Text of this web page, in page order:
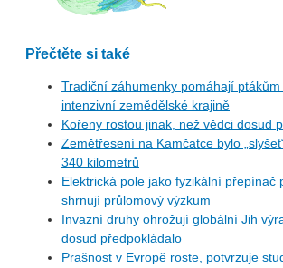
Přečtěte si také
Tradiční záhumenky pomáhají
intenzivní zemědělské krajině
Kořeny rostou jinak, než vědci dosud
Zemětřesení na Kamčatce bylo
340 kilometrů
Elektrická pole jako fyzikální přepínač
shrnují průlomový výzkum
Invazní druhy ohrožují globální Jih
dosud předpokládalo
Prašnost v Evropě roste, potvrzuje